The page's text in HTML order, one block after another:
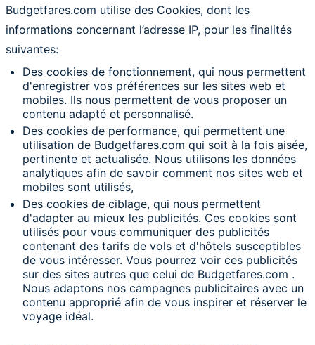
Budgetfares.com utilise des Cookies, dont les
informations concernant l’adresse IP, pour les finalités
suivantes:
Des cookies de fonctionnement, qui nous permettent
d'enregistrer vos préférences sur les sites web et
mobiles. Ils nous permettent de vous proposer un
contenu adapté et personnalisé.
Des cookies de performance, qui permettent une
utilisation de Budgetfares.com qui soit à la fois aisée,
pertinente et actualisée. Nous utilisons les données
analytiques afin de savoir comment nos sites web et
mobiles sont utilisés,
Des cookies de ciblage, qui nous permettent
d'adapter au mieux les publicités. Ces cookies sont
utilisés pour vous communiquer des publicités
contenant des tarifs de vols et d'hôtels susceptibles
de vous intéresser. Vous pourrez voir ces publicités
sur des sites autres que celui de Budgetfares.com .
Nous adaptons nos campagnes publicitaires avec un
contenu approprié afin de vous inspirer et réserver le
voyage idéal.